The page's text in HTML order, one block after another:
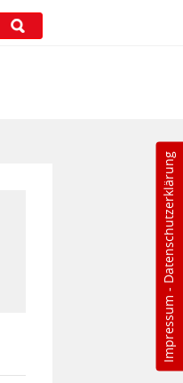
Impressum
-
Datenschutzerklärung